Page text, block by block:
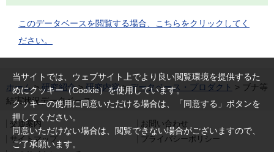
このデータベースを閲覧する場合、こちらをクリックしてく
ださい。
ホーム>研究紹介>研究内容>データベース・プロダクト > ブナ等
結実状況データベース
交通案内
お問い合わせ
サイトマップ
プライバシーポリシー
当サイトでは、ウェブサイト上でより良い閲覧環境を提供するた
めにクッキー（Cookie）を使用しています。
クッキーの使用に同意いただける場合は、「同意する」ボタンを
押してください。
同意いただけない場合は、閲覧できない場合がございますので、
ご了承願います。